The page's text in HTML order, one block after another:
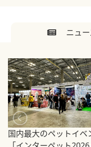
ニュー
国内最大のペットイベ